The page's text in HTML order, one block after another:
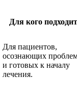
Для кого подходит
Для пациентов,
осознающих
и готовых к началу
лечения.